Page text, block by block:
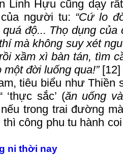
Linh Hựu cũng dạy
người tu: “Cứ lo
độ... Thọ dụng
mà không suy xét
xầm xì bàn tán, tìm
đời luống qua!”[12]
tiêu biểu như Thiền
‘thực sắc’ (ăn uống
trong trai đường
công phu tu hành
ni thời nay